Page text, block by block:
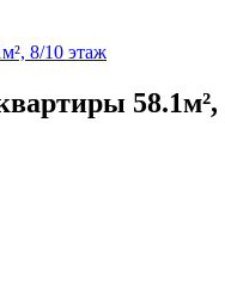
8/10 этаж
58.1м²,